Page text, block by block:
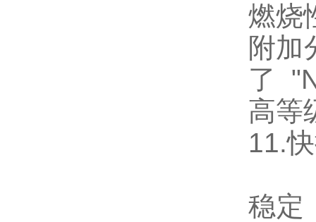
燃烧
附加
了
高等
11.
稳定